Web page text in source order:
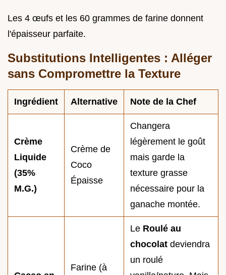
Les 4 œufs et les 60 grammes de farine donnent
l'épaisseur parfaite.
Substitutions Intelligentes : Alléger
sans Compromettre la Texture
Ingrédient Alternative Note de la Chef
Crème
Liquide
(35%
M.G.)
Crème de
Coco
Épaisse
Changera
légèrement le goût
mais garde la
texture grasse
nécessaire pour la
ganache montée.
Farine (à
Le Roulé au
chocolat deviendra
un roulé